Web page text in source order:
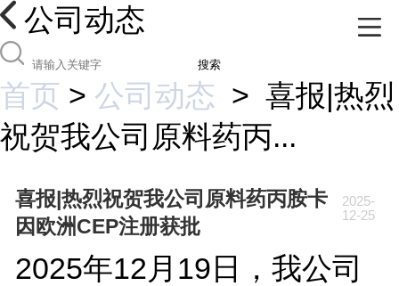
公司动态
搜索
首页 > 公司动态 > 喜报|热烈
祝贺我公司原料药丙...
喜报|热烈祝贺我公司原料药丙胺卡
因欧洲CEP注册获批
2025-
12-25
2025年12月19日，我公司